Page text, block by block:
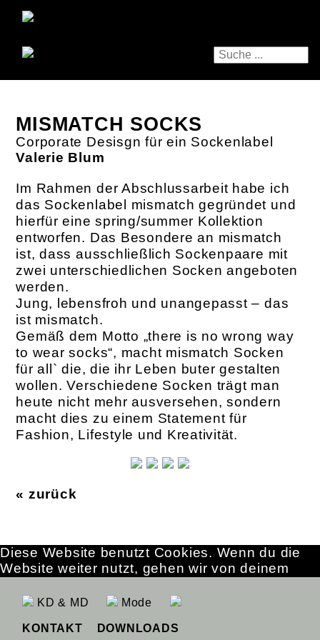
MISMATCH SOCKS
Corporate Desisgn für ein Sockenlabel
Valerie Blum
Im Rahmen der Abschlussarbeit habe ich
das Sockenlabel mismatch gegründet und
hierfür eine spring/summer Kollektion
entworfen. Das Besondere an mismatch
ist, dass ausschließlich Sockenpaare mit
zwei unterschiedlichen Socken angeboten
werden.
Jung, lebensfroh und unangepasst – das
ist mismatch.
Gemäß dem Motto „there is no wrong way
to wear socks“, macht mismatch Socken
für all` die, die ihr Leben buter gestalten
wollen. Verschiedene Socken trägt man
heute nicht mehr ausversehen, sondern
macht dies zu einem Statement für
Fashion, Lifestyle und Kreativität.
« zurück
KD & MD Mode
KONTAKT
DOWNLOADS
Diese Website benutzt Cookies. Wenn du die
Website weiter nutzt, gehen wir von deinem